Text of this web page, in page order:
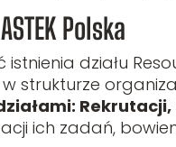
Polska
działu
strukturze
ich zadań,